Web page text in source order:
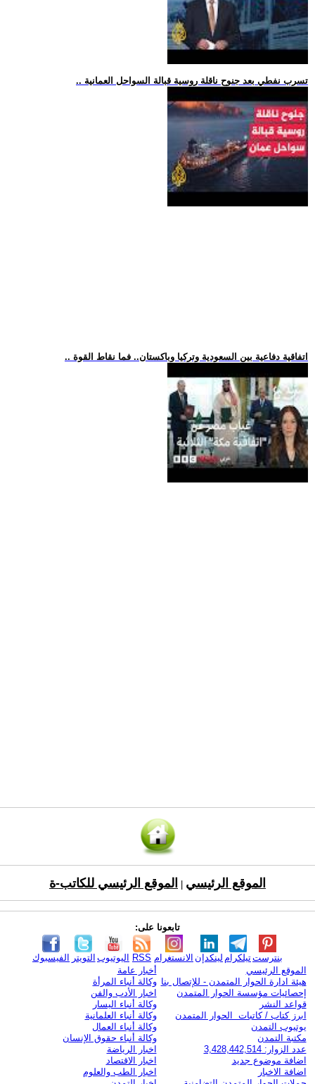
.. تسرب نفطي بعد جنوح ناقلة روسية قبالة السواحل العمانية
.. اتفاقية دفاعية بين السعودية وتركيا وباكستان.. فما نقاط القوة
الموقع الرئيسي الموقع الرئيسي للكاتب-ة
تابعونا على:
الفيسبوك التويتر اليوتيوب RSS الانستغرام لينكدإن تيلكرامبنترست
الموقع الرئيسي
هيئة ادارة الحوار المتمدن - للإتصال بنا
إحصائيات مؤسسة الحوار المتمدن
قواعد النشر
ابرز كتاب / كاتبات الحوار المتمدن
يوتيوب التمدن
مكتبة التمدن
عدد الزوار: 3,428,442,514
اضافة موضوع جديد
اضافة الاخبار
أخبار عامة
وكالة أنباء المرأة
اخبار الأدب والفن
وكالة أنباء اليسار
وكالة أنباء العلمانية
وكالة أنباء العمال
وكالة أنباء حقوق الإنسان
اخبار الرياضة
اخبار الاقتصاد
اخبار الطب والعلوم